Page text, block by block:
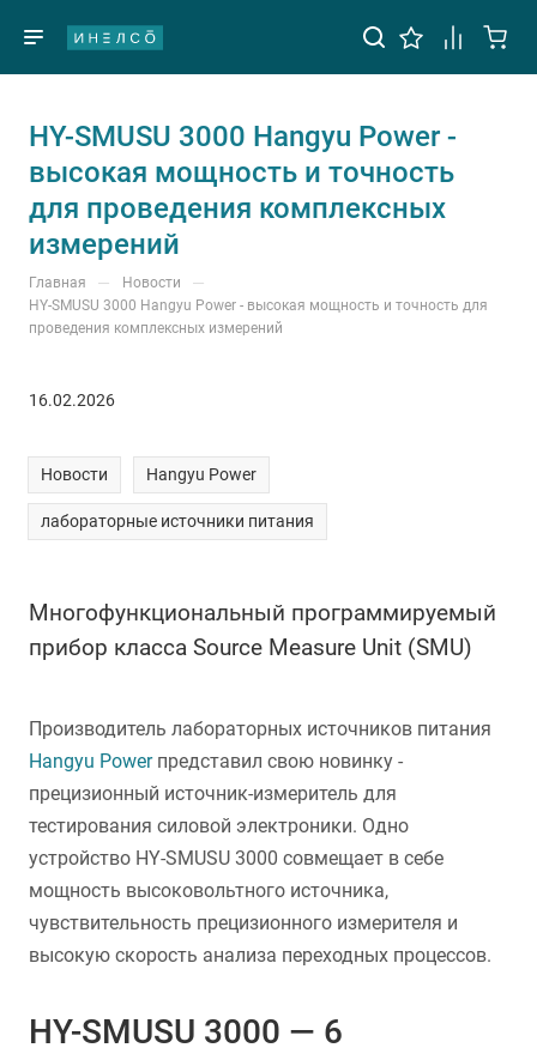
HY-SMUSU 3000 Hangyu Power -
высокая мощность и точность
для проведения комплексных
измерений
Главная — Новости —
HY-SMUSU 3000 Hangyu Power - высокая мощность и точность для
проведения комплексных измерений
16.02.2026
Новости Hangyu Power
лабораторные источники питания
Многофункциональный программируемый
прибор класса Source Measure Unit (SMU)
Производитель лабораторных источников питания
Hangyu Powerпредставил свою новинку -
прецизионный источник-измеритель для
тестирования силовой электроники. Одно
устройство HY-SMUSU 3000 совмещает в себе
мощность высоковольтного источника,
чувствительность прецизионного измерителя и
высокую скорость анализа переходных процессов.
HY-SMUSU 3000 — 6